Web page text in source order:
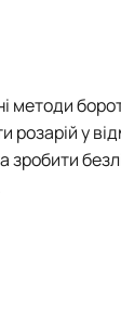
методи
у
зробити